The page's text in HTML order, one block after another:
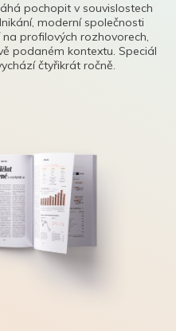
pochopit v souvislostech
moderní společnosti
profilových rozhovorech,
podaném kontextu. Speciál
čtyřikrát ročně.